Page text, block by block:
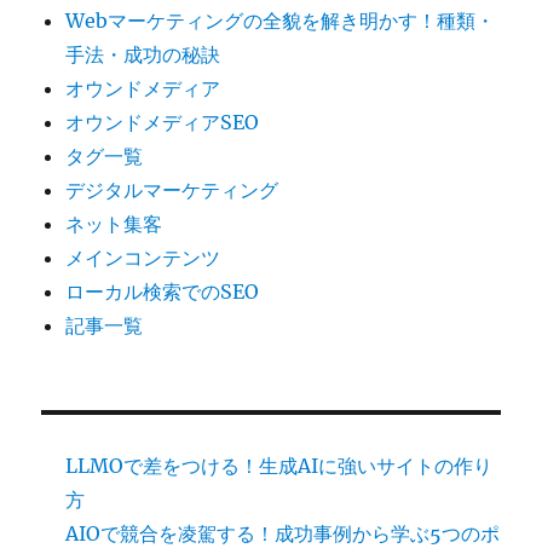
Webマーケティングの全貌を解き明かす！種類・
手法・成功の秘訣
オウンドメディア
オウンドメディアSEO
タグ一覧
デジタルマーケティング
ネット集客
メインコンテンツ
ローカル検索でのSEO
記事一覧
LLMOで差をつける！生成AIに強いサイトの作り
方
AIOで競合を凌駕する！成功事例から学ぶ5つのポ